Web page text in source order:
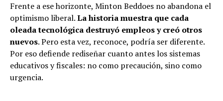
Frente a ese horizonte, Minton Beddoes no abandona el
optimismo liberal.La historia muestra que cada
oleada tecnológica destruyó empleos y creó otros
nuevos. Pero esta vez, reconoce, podría ser diferente.
Por eso defiende rediseñar cuanto antes los sistemas
educativos y fiscales: no como precaución, sino como
urgencia.